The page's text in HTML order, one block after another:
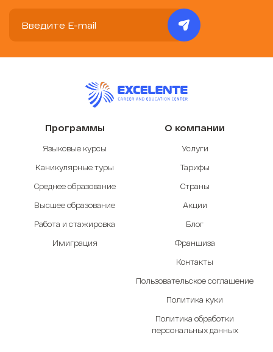
Программы
Языковые курсы
Каникулярные туры
Среднее образование
Высшее образование
Работа и стажировка
Имиграция
О компании
Услуги
Тарифы
Страны
Акции
Блог
Франшиза
Контакты
Пользовательское соглашение
Политика куки
Политика обработки
персональных данных